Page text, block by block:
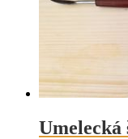
Umelecká